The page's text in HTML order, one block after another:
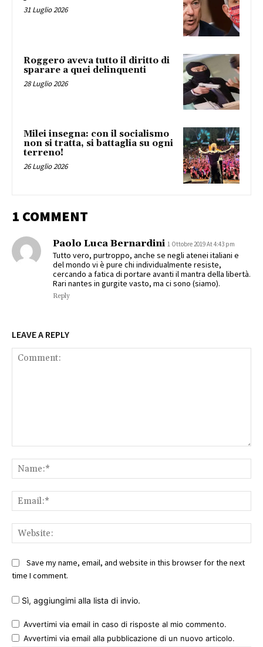
31 Luglio 2026
Roggero aveva tutto il diritto di
sparare a quei delinquenti
28 Luglio 2026
Milei insegna: con il socialismo
non si tratta, si battaglia su ogni
terreno!
26 Luglio 2026
1 COMMENT
Paolo Luca Bernardini 1 Ottobre 2019 At 4:43 pm
Tutto vero, purtroppo, anche se negli atenei italiani e
del mondo vi è pure chi individualmente resiste,
cercando a fatica di portare avanti il mantra della libertà.
Rari nantes in gurgite vasto, ma ci sono (siamo).
Reply
LEAVE A REPLY
Save my name, email, and website in this browser for the next
time I comment.
Sì, aggiungimi alla lista di invio.
Avvertimi via email in caso di risposte al mio commento.
Avvertimi via email alla pubblicazione di un nuovo articolo.